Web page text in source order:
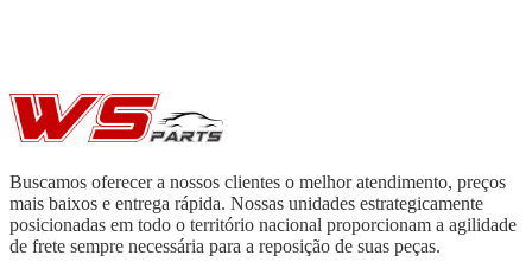
Buscamos oferecer a nossos clientes o melhor atendimento, preços
mais baixos e entrega rápida. Nossas unidades estrategicamente
posicionadas em todo o território nacional proporcionam a agilidade
de frete sempre necessária para a reposição de suas peças.